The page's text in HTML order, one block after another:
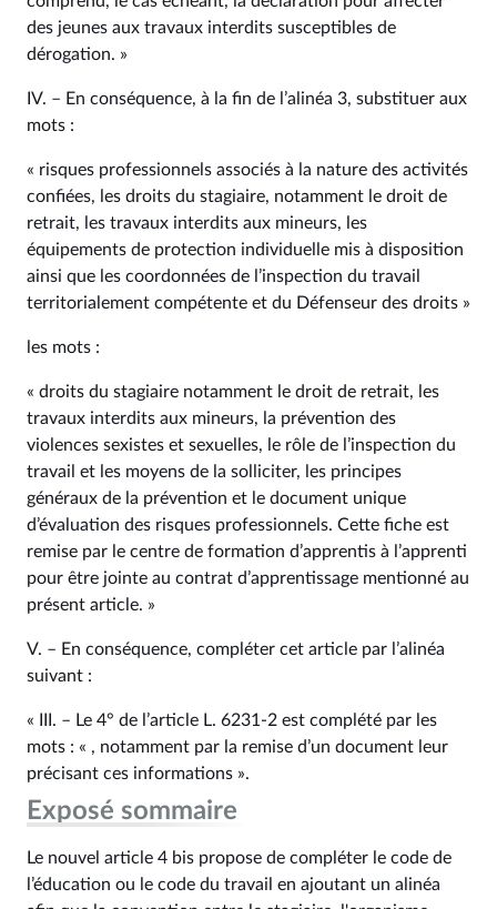
des jeunes aux travaux interdits susceptibles de
dérogation. »
IV. – En conséquence, à la fin de l’alinéa 3, substituer aux
mots :
« risques professionnels associés à la nature des activités
confiées, les droits du stagiaire, notamment le droit de
retrait, les travaux interdits aux mineurs, les
équipements de protection individuelle mis à disposition
ainsi que les coordonnées de l’inspection du travail
territorialement compétente et du Défenseur des droits »
les mots :
« droits du stagiaire notamment le droit de retrait, les
travaux interdits aux mineurs, la prévention des
violences sexistes et sexuelles, le rôle de l’inspection du
travail et les moyens de la solliciter, les principes
généraux de la prévention et le document unique
d’évaluation des risques professionnels. Cette fiche est
remise par le centre de formation d’apprentis à l’apprenti
pour être jointe au contrat d’apprentissage mentionné au
présent article. »
V. – En conséquence, compléter cet article par l’alinéa
suivant :
« III. – Le 4° de l’article L. 6231‑2 est complété par les
mots : « , notamment par la remise d’un document leur
précisant ces informations ».
Exposé sommaire
Le nouvel article 4 bis propose de compléter le code de
l’éducation ou le code du travail en ajoutant un alinéa